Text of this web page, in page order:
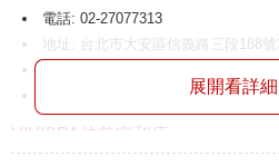
電話: 02-27077313
地址: 台北市大安區信義路三段188號
https://www.vivispa.com.tw/tw/
VIVISPA信義安和店
展開看詳細